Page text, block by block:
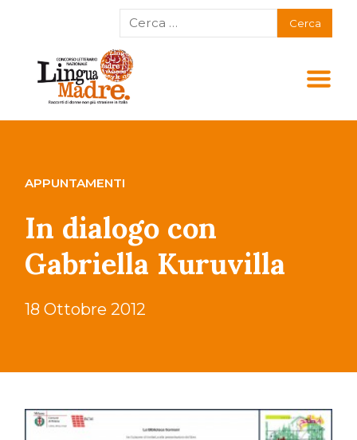
APPUNTAMENTI
In dialogo con
Gabriella Kuruvilla
18 Ottobre 2012